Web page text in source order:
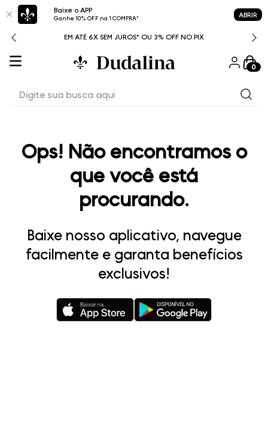
Baixe o APP
Ganhe 10% OFF na 1 COMPRA* ABRIR
EM ATÉ 6X SEM JUROS* OU 3% OFF NO PIX
0
Ops! Não encontramos o
que você está
procurando.
Baixe nosso aplicativo, navegue
facilmente e garanta benefícios
exclusivos!